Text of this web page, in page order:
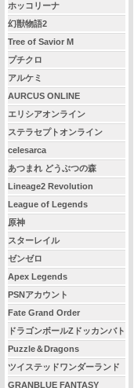
ホッコリーナ
幻獣物語2
Tree of Savior M
プチクロ
アルケミ
AURCUS ONLINE
エリシアオンライン
ステラセプトオンライン
celesarca
あつまれ どうぶつの森
Lineage2 Revolution
League of Legends
原神
スターレイル
ゼンゼロ
Apex Legends
PSNアカウント
Fate Grand Order
ドラゴンボールZドッカンバト
ル
Puzzle＆Dragons
ツイステッドワンダーランド
GRANBLUE FANTASY